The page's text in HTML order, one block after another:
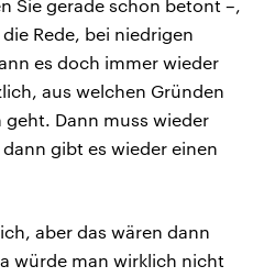
Sie gerade schon betont –,
Rede, bei niedrigen
es doch immer wieder
aus welchen Gründen
Dann muss wieder
gibt es wieder einen
aber das wären dann
würde man wirklich nicht